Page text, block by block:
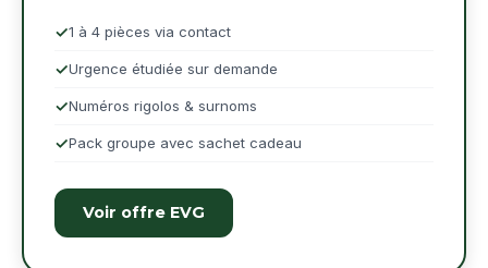
1 à 4 pièces via contact
Urgence étudiée sur demande
Numéros rigolos & surnoms
Pack groupe avec sachet cadeau
Voir offre EVG